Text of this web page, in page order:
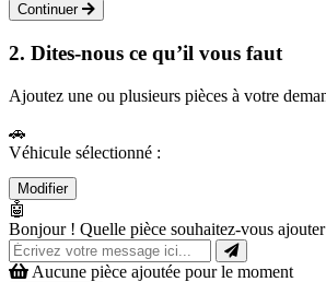
Continuer
2. Dites-nous ce qu’il vous faut
Ajoutez une ou plusieurs pièces à votre
🚗
Véhicule sélectionné :
Modifier
🤖
Bonjour ! Quelle pièce souhaitez-vous
Aucune pièce ajoutée pour le moment